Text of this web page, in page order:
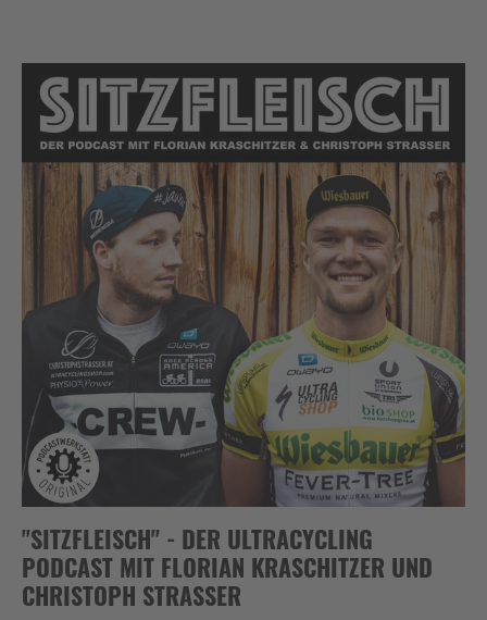
"SITZFLEISCH" - DER ULTRACYCLING
PODCAST MIT FLORIAN KRASCHITZER UND
CHRISTOPH STRASSER